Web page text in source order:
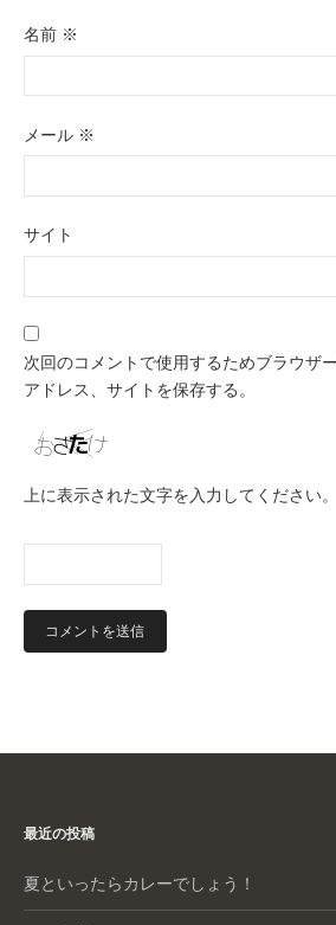
名前 ※
メール ※
サイト
次回のコメントで使用するためブラウザ
アドレス、サイトを保存する。
上に表示された文字を入力してください。
最近の投稿
夏といったらカレーでしょう！